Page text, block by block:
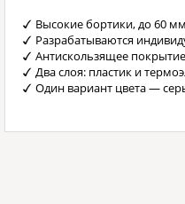
Высокие бортики, до 60 мм
Разрабатываются
Антискользящее покрытие
Два слоя: пластик и
Один вариант цвета —